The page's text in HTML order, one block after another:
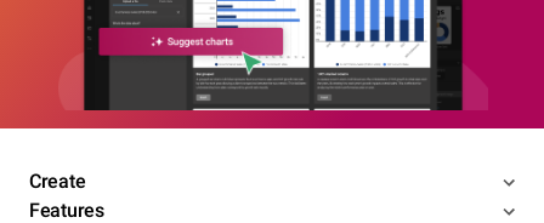
Create
Features